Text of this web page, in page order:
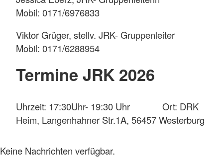
Mobil: 0171/6976833
Viktor Grüger, stellv. JRK- Gruppenleiter
Mobil: 0171/6288954
Termine JRK 2026
Uhrzeit: 17:30Uhr- 19:30 Uhr Ort: DRK
Heim, Langenhahner Str.1A, 56457 Westerburg
Keine Nachrichten verfügbar.